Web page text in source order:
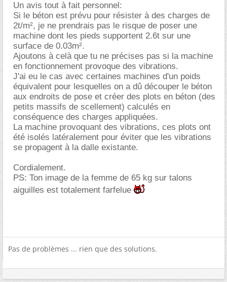
Un avis tout à fait personnel:
Si le béton est prévu pour résister à des charges de
2t/m², je ne prendrais pas le risque de poser une
machine dont les pieds supportent 2.6t sur une
surface de 0.03m².
Ajoutons à celà que tu ne précises pas si la machine
en fonctionnement provoque des vibrations.
J'ai eu le cas avec certaines machines d'un poids
équivalent pour lesquelles on a dû découper le béton
aux endroits de pose et créer des plots en béton (des
petits massifs de scellement) calculés en
conséquence des charges appliquées.
La machine provoquant des vibrations, ces plots ont
été isolés latéralement pour éviter que les vibrations
se propagent à la dalle existante.
Cordialement.
PS: Ton image de la femme de 65 kg sur talons
aiguilles est totalement farfelue
Pas de problèmes ... rien que des solutions.